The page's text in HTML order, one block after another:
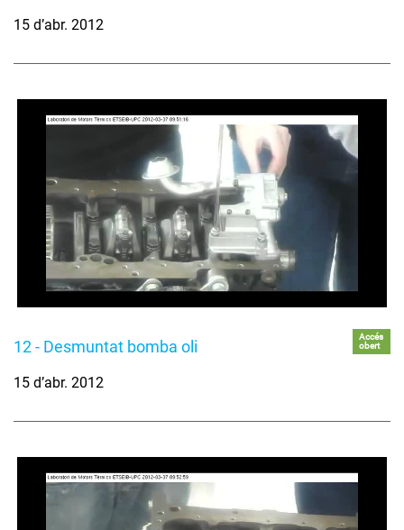
15 d’abr. 2012
12 - Desmuntat bomba oli
Accés
obert
15 d’abr. 2012